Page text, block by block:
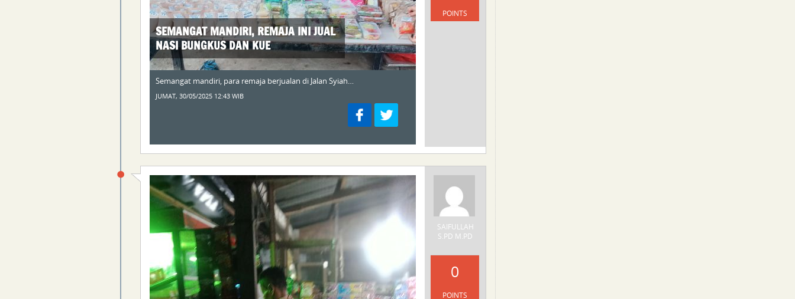
SEMANGAT MANDIRI, REMAJA INI JUAL
NASI BUNGKUS DAN KUE
Semangat mandiri, para remaja berjualan di Jalan Syiah…
JUMAT, 30/05/2025 12:43 WIB
POINTS
SAIFULLAH
S.PD M.PD
0
POINTS